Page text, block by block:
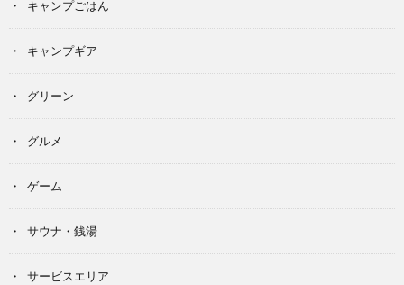
キャンプごはん
キャンプギア
グリーン
グルメ
ゲーム
サウナ・銭湯
サービスエリア